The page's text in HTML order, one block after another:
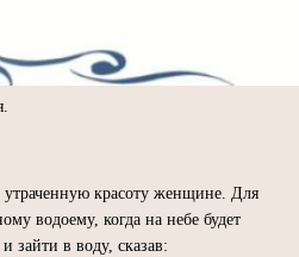
красоту женщине. Для
водоему, когда на небе будет
зайти в воду, сказав: